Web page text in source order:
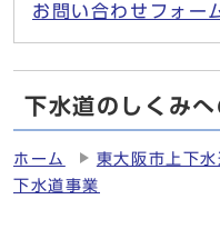
お問い合わせフォー
下水道のしくみ
ホーム 東大阪市上下水
下水道事業